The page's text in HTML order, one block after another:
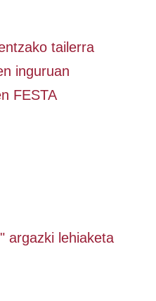
tailerra
inguruan
FESTA
argazki lehiaketa